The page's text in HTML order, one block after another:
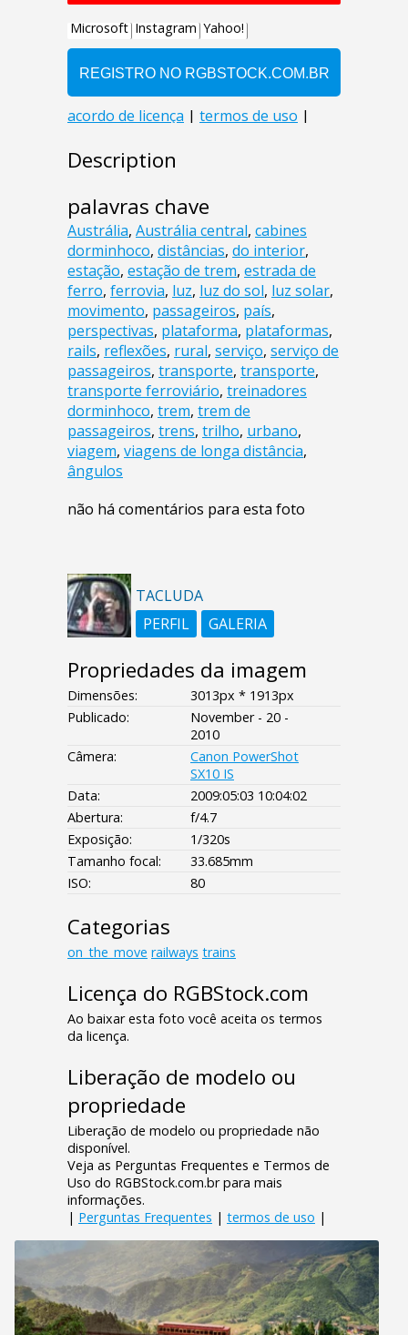
Description
palavras chave
Austrália, Austrália central, cabines
dorminhoco, distâncias, do interior,
estação, estação de trem, estrada de
ferro, ferrovia, luz, luz do sol, luz solar,
movimento, passageiros, país,
perspectivas, plataforma, plataformas,
rails, reflexões, rural, serviço, serviço de
passageiros, transporte, transporte,
transporte ferroviário, treinadores
dorminhoco, trem, trem de
passageiros, trens, trilho, urbano,
viagem, viagens de longa distância,
ângulos
não há comentários para esta foto
TACLUDA
PERFIL
GALERIA
Propriedades da imagem
Dimensões:
3013px * 1913px
Publicado:
November - 20 -
2010
Câmera:
Canon PowerShot
SX10 IS
Data:
2009:05:03 10:04:02
Abertura:
f/4.7
Exposição:
1/320s
Tamanho focal:
33.685mm
ISO:
80
Categorias
on_the_move railways trains
Licença do RGBStock.com
Ao baixar esta foto você aceita os termos
da licença.
Liberação de modelo ou
propriedade
Liberação de modelo ou propriedade não
disponível.
Veja as Perguntas Frequentes e Termos de
Uso do RGBStock.com.br para mais
informações.
| Perguntas Frequentes | termos de uso |